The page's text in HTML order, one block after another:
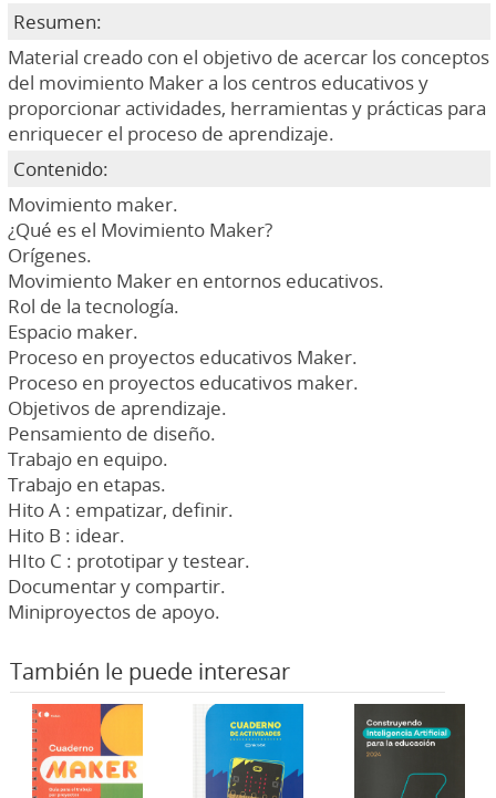
Resumen:
Material creado con el objetivo de acercar los conceptos
del movimiento Maker a los centros educativos y
proporcionar actividades, herramientas y prácticas para
enriquecer el proceso de aprendizaje.
Contenido:
Movimiento maker.
¿Qué es el Movimiento Maker?
Orígenes.
Movimiento Maker en entornos educativos.
Rol de la tecnología.
Espacio maker.
Proceso en proyectos educativos Maker.
Proceso en proyectos educativos maker.
Objetivos de aprendizaje.
Pensamiento de diseño.
Trabajo en equipo.
Trabajo en etapas.
Hito A : empatizar, definir.
Hito B : idear.
HIto C : prototipar y testear.
Documentar y compartir.
Miniproyectos de apoyo.
También le puede interesar